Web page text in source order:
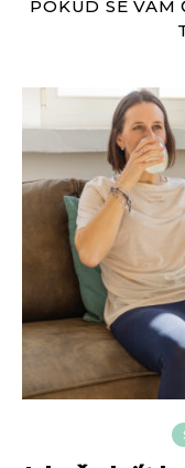
POKUD SE VÁM